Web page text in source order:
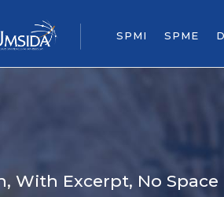
SPMI SPME
With Excerpt, No Space